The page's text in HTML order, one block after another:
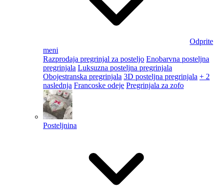
Odprite
meni
Razprodaja pregrinjal za posteljo Enobarvna posteljna
pregrinjala Luksuzna posteljna pregrinjala
Obojestranska pregrinjala 3D posteljna pregrinjala + 2
naslednja Francoske odeje Pregrinjala za zofo
Posteljnina